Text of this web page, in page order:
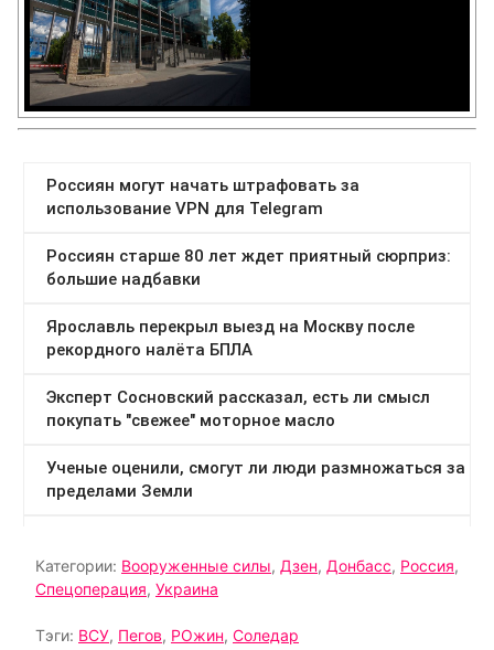
Категории: Вооруженные силы, Дзен, Донбасс, Россия,
Спецоперация, Украина
Тэги: ВСУ, Пегов, РОжин, Соледар